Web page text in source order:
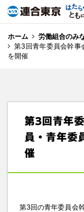
ホーム 労働組合のみ
第3回青年委員会幹事
を開催
第3回青年
員・青年委
催
第3回の青年委員会